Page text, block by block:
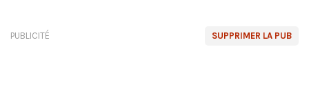
SUPPRIMER LA PUB
PUBLICITÉ